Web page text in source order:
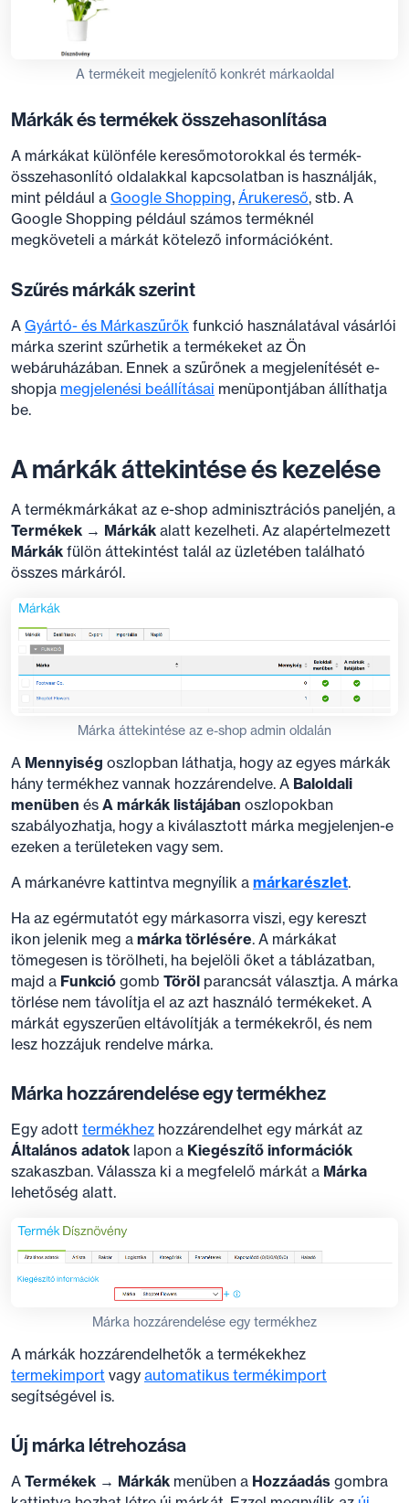
A termékeit megjelenítő konkrét márkaoldal
Márkák és termékek összehasonlítása
A márkákat különféle keresőmotorokkal és termék-
összehasonlító oldalakkal kapcsolatban is használják,
mint például a Google Shopping, Árukereső, stb. A
Google Shopping például számos terméknél
megköveteli a márkát kötelező információként.
Szűrés márkák szerint
A Gyártó- és Márkaszűrők funkció használatával vásárlói
márka szerint szűrhetik a termékeket az Ön
webáruházában. Ennek a szűrőnek a megjelenítését e-
shopja megjelenési beállításai menüpontjában állíthatja
be.
A márkák áttekintése és kezelése
A termékmárkákat az e-shop adminisztrációs paneljén, a
Termékek → Márkák alatt kezelheti. Az alapértelmezett
Márkák fülön áttekintést talál az üzletében található
összes márkáról.
Márka áttekintése az e-shop admin oldalán
A Mennyiség oszlopban láthatja, hogy az egyes márkák
hány termékhez vannak hozzárendelve. A Baloldali
menüben és A márkák listájában oszlopokban
szabályozhatja, hogy a kiválasztott márka megjelenjen-e
ezeken a területeken vagy sem.
A márkanévre kattintva megnyílik a márkarészlet.
Ha az egérmutatót egy márkasorra viszi, egy kereszt
ikon jelenik meg a márka törlésére. A márkákat
tömegesen is törölheti, ha bejelöli őket a táblázatban,
majd a Funkció gomb Töröl parancsát választja. A márka
törlése nem távolítja el az azt használó termékeket. A
márkát egyszerűen eltávolítják a termékekről, és nem
lesz hozzájuk rendelve márka.
Márka hozzárendelése egy termékhez
Egy adott termékhez hozzárendelhet egy márkát az
Általános adatok lapon a Kiegészítő információk
szakaszban. Válassza ki a megfelelő márkát a Márka
lehetőség alatt.
Márka hozzárendelése egy termékhez
A márkák hozzárendelhetők a termékekhez
termekimport vagy automatikus termékimport
segítségével is.
Új márka létrehozása
A Termékek → Márkák menüben a Hozzáadás gombra